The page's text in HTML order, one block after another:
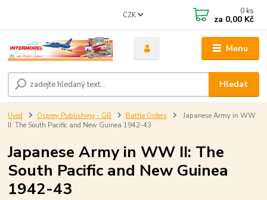
Menu
CZK
Hledat
0 ks
za 0,00 Kč
Úvod Osprey Publishing - GB Battle Orders
Japanese Army in WW
II: The South Pacific and New Guinea 1942-43
Japanese Army in WW II: The
South Pacific and New Guinea
1942-43